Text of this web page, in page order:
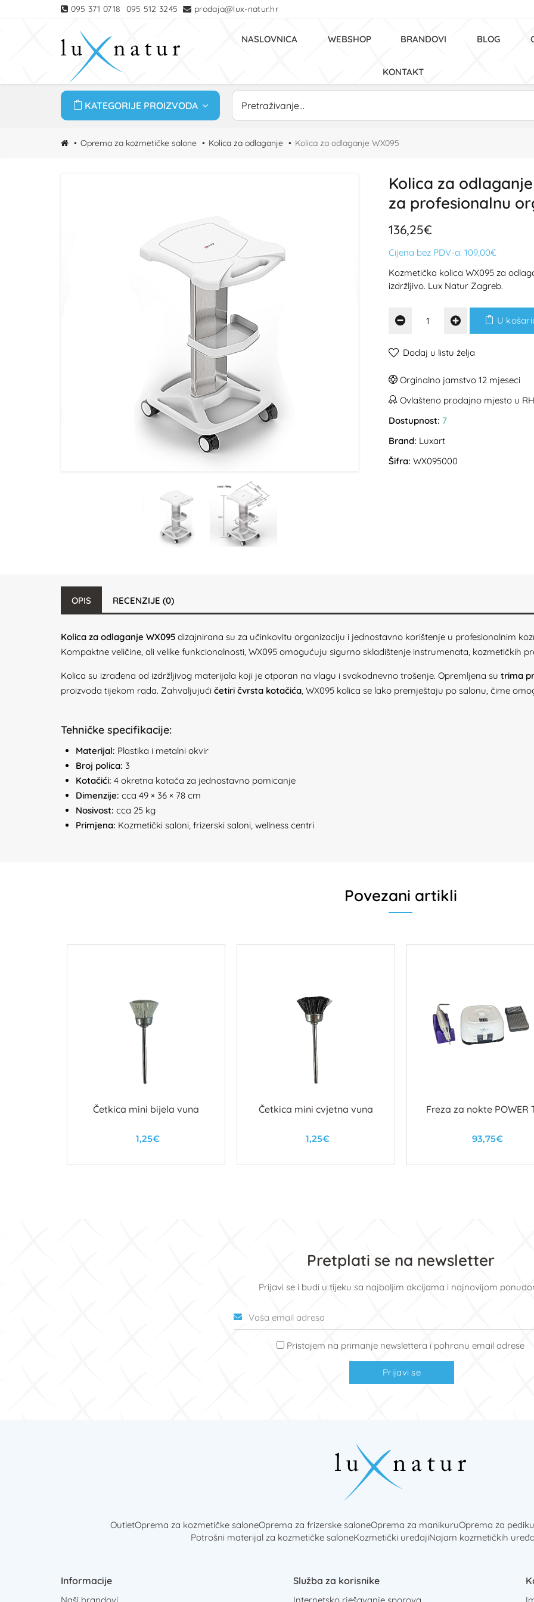
095 371 0718 095 512 3245 prodaja@lux-natur.hr
NASLOVNICA WEBSHOP BRANDOVI BLOG
KONTAKT
KATEGORIJE PROIZVODA
Oprema za kozmetičke salone Kolica za odlaganje Kolica za odlaganje WX095
Kolica za
za profesionalnu
136,25€
Cijena bez PDV-a: 109,00€
Kozmetička kolica WX095 za
izdržljivo. Lux Natur Zagreb.
U
Dodaj u listu želja
Orginalno jamstvo 12 mjeseci
Ovlašteno prodajno mjesto u RH
Dostupnost: 7
Brand: Luxart
Šifra: WX095000
OPIS RECENZIJE (0)
Kolica za odlaganje WX095 dizajnirana su za učinkovitu organizaciju i jednostavno korištenje u profesionalnim
Kompaktne veličine, ali velike funkcionalnosti, WX095 omogućuju sigurno skladištenje instrumenata, kozmetičkih
Kolica su izrađena od izdržljivog materijala koji je otporan na vlagu i svakodnevno trošenje. Opremljena su trima
proizvoda tijekom rada. Zahvaljujući četiri čvrsta kotačića, WX095 kolica se lako premještaju po salonu, čime
Tehničke specifikacije:
Materijal: Plastika i metalni okvir
Broj polica: 3
Kotačići: 4 okretna kotača za jednostavno pomicanje
Dimenzije: cca 49 × 36 × 78 cm
Nosivost: cca 25 kg
Primjena: Kozmetički saloni, frizerski saloni, wellness centri
Povezani artikli
Četkica mini bijela vuna
1,25€
U košaricu
Četkica mini cvjetna vuna
1,25€
U košaricu
Freza za nokte POWER
93,75€
U košaricu
Pretplati se na newsletter
Prijavi se i budi u tijeku sa najboljim akcijama i najnovijom
Pristajem na primanje newslettera i pohranu email adrese
Prijavi se
OutletOprema za kozmetičke saloneOprema za frizerske saloneOprema za manikuruOprema za
Potrošni materijal za kozmetičke saloneKozmetički uređajiNajam kozmetičkih
Informacije Služba za korisnike